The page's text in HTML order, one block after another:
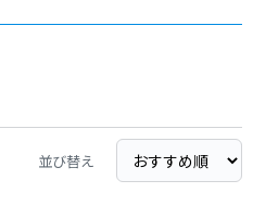
並び替え